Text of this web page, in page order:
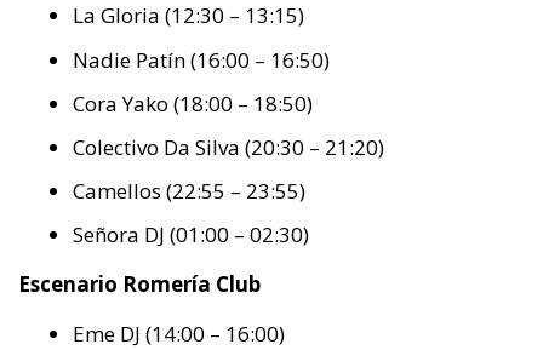
La Gloria (12:30 – 13:15)
Nadie Patín (16:00 – 16:50)
Cora Yako (18:00 – 18:50)
Colectivo Da Silva (20:30 – 21:20)
Camellos (22:55 – 23:55)
Señora DJ (01:00 – 02:30)
Escenario Romería Club
Eme DJ (14:00 – 16:00)